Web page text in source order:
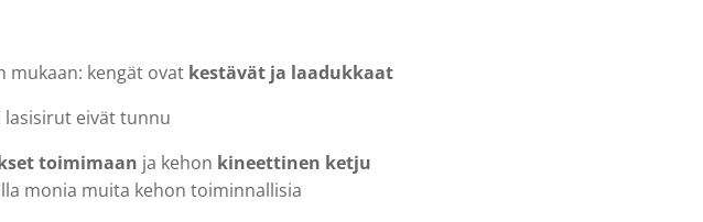
kengät ovat kestävät ja laadukkaat
lasisirut eivät tunnu
toimimaan ja kehon kineettinen ketju
monia muita kehon toiminnallisia